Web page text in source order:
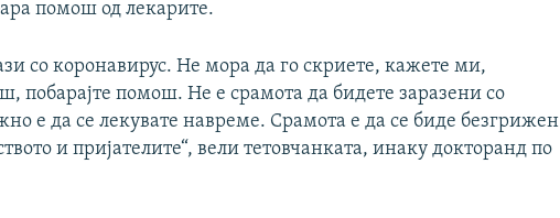
помош од лекарите.
со коронавирус. Не мора да го скриете, кажете ми,
побарајте помош. Не е срамота да бидете заразени со
е да се лекувате навреме. Срамота е да се биде безгрижен
и пријателите“, вели тетовчанката, инаку докторанд по